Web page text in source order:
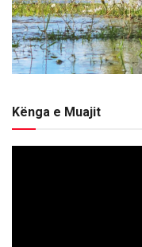
Kënga e Muajit